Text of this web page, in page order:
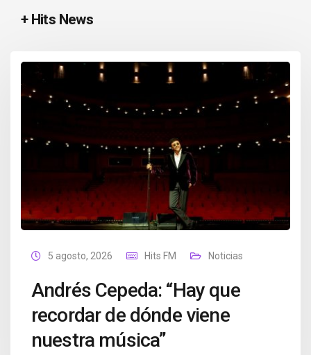
+ Hits News
5 agosto, 2026 Hits FM Noticias
Andrés Cepeda: “Hay que
recordar de dónde viene
nuestra música”